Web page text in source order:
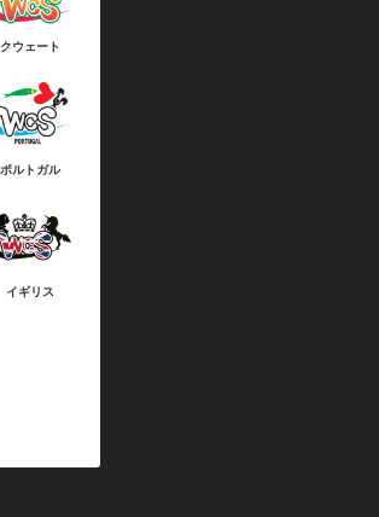
クウェート
ポルトガル
イギリス